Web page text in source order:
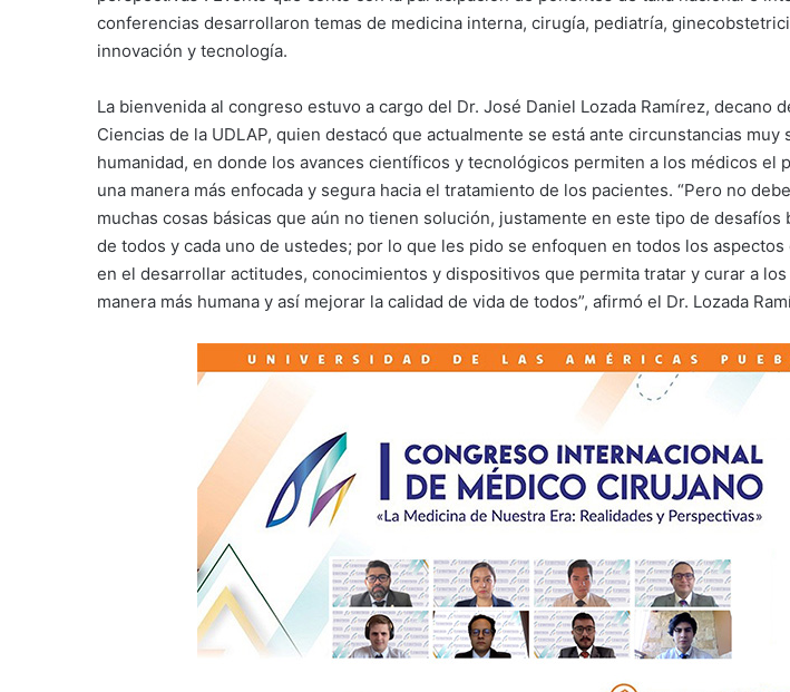
conferencias desarrollaron temas de medicina interna, cirugía, pediatría,
innovación y tecnología.
La bienvenida al congreso estuvo a cargo del Dr. José Daniel Lozada Ramírez, decano
Ciencias de la UDLAP, quien destacó que actualmente se está ante circunstancias muy
humanidad, en donde los avances científicos y tecnológicos permiten a los médicos el
una manera más enfocada y segura hacia el tratamiento de los pacientes. “Pero no
muchas cosas básicas que aún no tienen solución, justamente en este tipo de desafíos
de todos y cada uno de ustedes; por lo que les pido se enfoquen en todos los aspectos
en el desarrollar actitudes, conocimientos y dispositivos que permita tratar y curar a
manera más humana y así mejorar la calidad de vida de todos”, afirmó el Dr. Lozada